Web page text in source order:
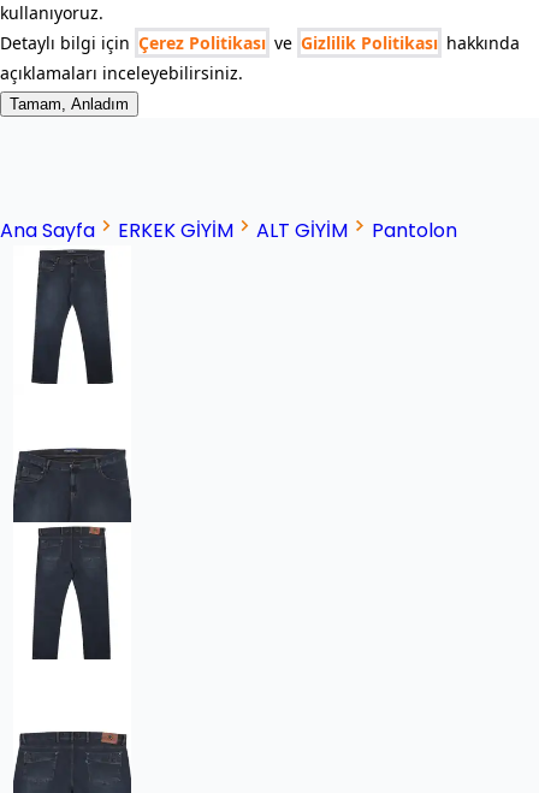
kullanıyoruz.
Detaylı bilgi için Çerez Politikası ve Gizlilik Politikası hakkında
açıklamaları inceleyebilirsiniz.
Tamam, Anladım
Ana Sayfa ERKEK GİYİM ALT GİYİM Pantolon